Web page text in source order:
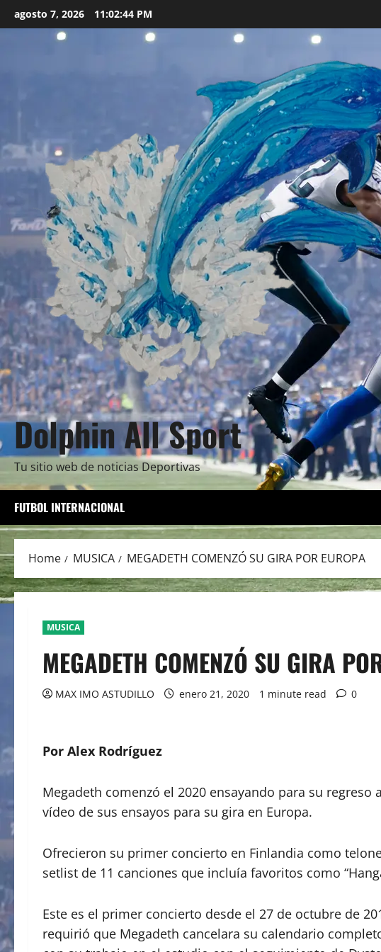
to
agosto 7, 2026 11:02:46 PM
Dolphin All Sport
Tu sitio web de noticias Deportivas
FUTBOL INTERNACIONAL
Home MUSICA MEGADETH COMENZÓ SU GIRA POR EUROPA
MUSICA
MEGADETH COMENZÓ SU GIRA
MAX IMO ASTUDILLO enero 21, 2020 1 minute read 0
Por Alex Rodríguez
Megadeth comenzó el 2020 ensayando para su
vídeo de sus ensayos para su gira en Europa.
Ofrecieron su primer concierto en Finlandia como
setlist de 11 canciones que incluía favoritos como
Este es el primer concierto desde el 27 de octubre de
requirió que Megadeth cancelara su calendario